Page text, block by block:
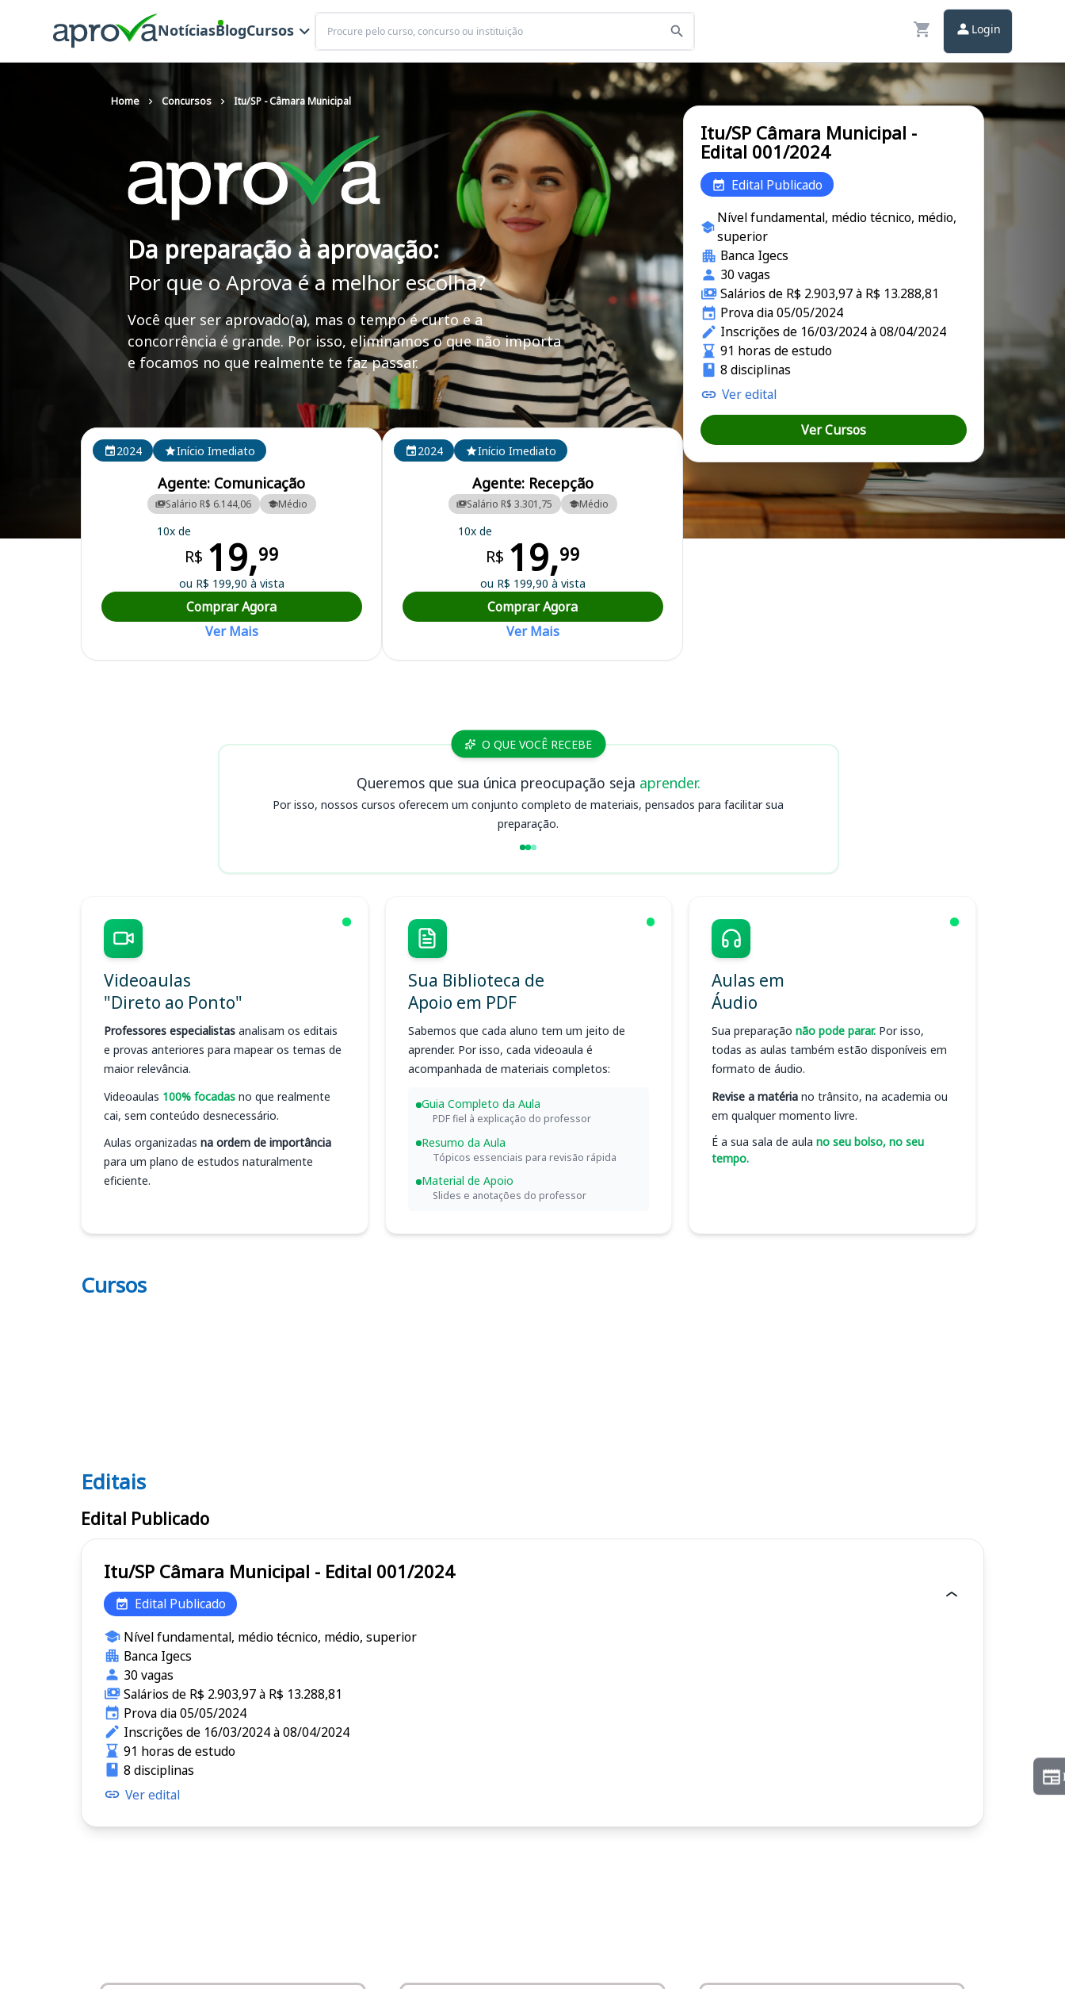
NotíciasBlogCursos
Buscar
Login
Home Concursos Itu/SP - Câmara Municipal
Da preparação à aprovação:
Por que o Aprova é a melhor escolha?
Você quer ser aprovado(a), mas o tempo é curto e a
concorrência é grande. Por isso, eliminamos o que não importa
e focamos no que realmente te faz passar.
Curso Preparatório para o Concurso SP - Itu/SP - Câmara Municipal
Cursos em destaque para passar no concurso SP
2024
Início Imediato
Agente: Comunicação
Salário R$ 6.144,06 Médio
10x de
R$ 19,99
ou R$ 199,90 à vista
Comprar Agora
Ver Mais
2024 Início Imediato
Agente: Recepção
Salário R$ 3.301,75 Médio
10x de
R$ 19,99
ou R$ 199,90 à vista
Comprar Agora
Ver Mais
Itu/SP Câmara Municipal -
Edital 001/2024
Edital Publicado
Nível fundamental, médio técnico, médio,
superior
Banca Igecs
30 vagas
Salários de R$ 2.903,97 à R$ 13.288,81
Prova dia 05/05/2024
Inscrições de 16/03/2024 à 08/04/2024
91 horas de estudo
8 disciplinas
Ver edital
Ver Cursos
O QUE VOCÊ RECEBE
Queremos que sua única preocupação seja aprender.
Por isso, nossos cursos oferecem um conjunto completo de materiais, pensados para facilitar sua
preparação.
Videoaulas
"Direto ao Ponto"
Professores especialistas analisam os editais
e provas anteriores para mapear os temas de
maior relevância.
Videoaulas 100% focadas no que realmente
cai, sem conteúdo desnecessário.
Aulas organizadas na ordem de importância
para um plano de estudos naturalmente
eficiente.
Sua Biblioteca de
Apoio em PDF
Sabemos que cada aluno tem um jeito de
aprender. Por isso, cada videoaula é
acompanhada de materiais completos:
Guia Completo da Aula
PDF fiel à explicação do professor
Resumo da Aula
Tópicos essenciais para revisão rápida
Material de Apoio
Slides e anotações do professor
Aulas em
Áudio
Sua preparação não pode parar. Por isso,
todas as aulas também estão disponíveis em
formato de áudio.
Revise a matéria no trânsito, na academia ou
em qualquer momento livre.
É a sua sala de aula no seu bolso, no seu
tempo.
Cursos
Editais SP
Editais
Edital Publicado
Itu/SP Câmara Municipal - Edital 001/2024
Edital Publicado
Nível fundamental, médio técnico, médio, superior
Banca Igecs
30 vagas
Salários de R$ 2.903,97 à R$ 13.288,81
Prova dia 05/05/2024
Inscrições de 16/03/2024 à 08/04/2024
91 horas de estudo
8 disciplinas
Ver edital